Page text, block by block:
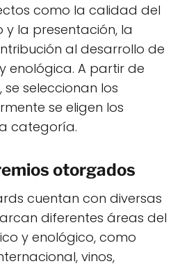
como la calidad del
y la presentación, la
al desarrollo de
enológica. A partir de
seleccionan los
se eligen los
categoría.
otorgados
cuentan con diversas
diferentes áreas del
y enológico, como
vinos,